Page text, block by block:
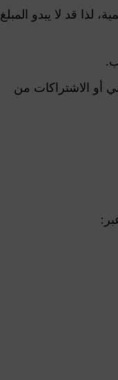
لذا قد لا يبدو المبلغ
أو الاشتراكات من